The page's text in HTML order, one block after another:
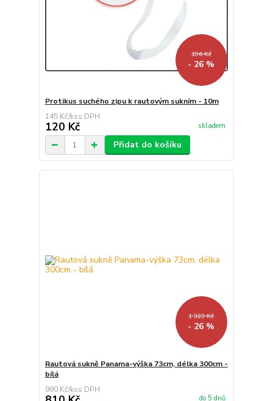
196 Kč
- 26 %
Protikus suchého zipu k rautovým sukním - 10m
145 Kč/ks
120 Kč skladem
Přidat do košíku
1 323 Kč
- 26 %
Rautová sukně Panama-výška 73cm, délka 300cm -
bílá
980 Kč/ks
do 5 dnů